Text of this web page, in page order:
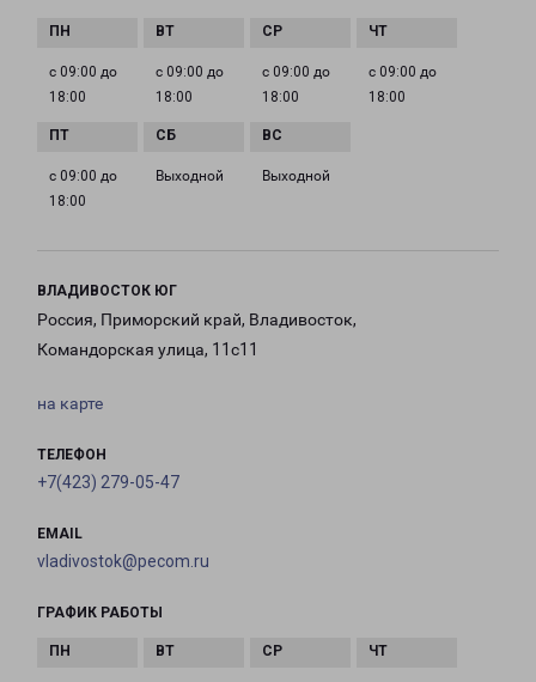
с 09:00 до
18:00
с 09:00 до
18:00
с 09:00 до
18:00
с 09:00 до
18:00
с 09:00 до
18:00
Выходной Выходной
ВЛАДИВОСТОК ЮГ
Россия, Приморский край, Владивосток,
Командорская улица, 11с11
на карте
ТЕЛЕФОН
+7(423) 279-05-47
EMAIL
vladivostok@pecom.ru
ГРАФИК РАБОТЫ